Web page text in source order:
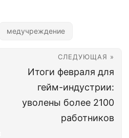
медучреждение
СЛЕДУЮЩАЯ »
Итоги февраля для
гейм-индустрии:
уволены более 2100
работников